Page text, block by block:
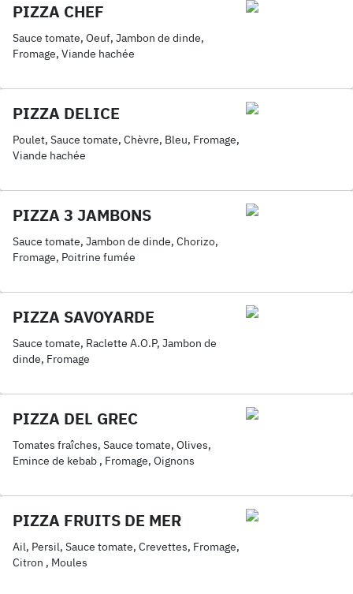
PIZZA CHEF
Sauce tomate, Oeuf, Jambon de dinde,
Fromage, Viande hachée
PIZZA DELICE
Poulet, Sauce tomate, Chèvre, Bleu, Fromage,
Viande hachée
PIZZA 3 JAMBONS
Sauce tomate, Jambon de dinde, Chorizo,
Fromage, Poitrine fumée
PIZZA SAVOYARDE
Sauce tomate, Raclette A.O.P, Jambon de
dinde, Fromage
PIZZA DEL GREC
Tomates fraîches, Sauce tomate, Olives,
Emince de kebab , Fromage, Oignons
PIZZA FRUITS DE MER
Ail, Persil, Sauce tomate, Crevettes, Fromage,
Citron , Moules